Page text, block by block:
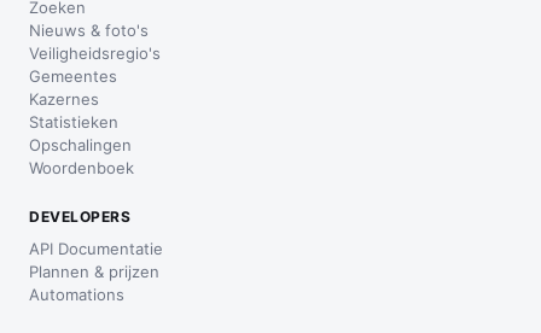
Zoeken
Nieuws & foto's
Veiligheidsregio's
Gemeentes
Kazernes
Statistieken
Opschalingen
Woordenboek
DEVELOPERS
API Documentatie
Plannen & prijzen
Automations